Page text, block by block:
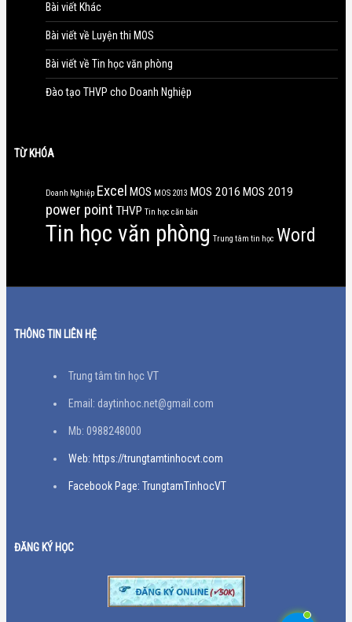
Bài viết Khác
Bài viết về Luyện thi MOS
Bài viết về Tin học văn phòng
Đào tạo THVP cho Doanh Nghiệp
TỪ KHÓA
Doanh Nghiệp Excel MOS MOS 2013 MOS 2016 MOS 2019
power point THVP Tin học căn bản
Tin học văn phòng Trung tâm tin học Word
THÔNG TIN LIÊN HỆ
Trung tâm tin học VT
Email: daytinhoc.net@gmail.com
Mb: 0988248000
Web: https://trungtamtinhocvt.com
Facebook Page: TrungtamTinhocVT
ĐĂNG KÝ HỌC